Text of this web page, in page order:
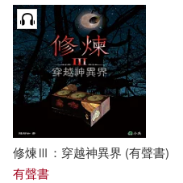
修煉Ⅲ：穿越神異界 (有聲書)
有聲書